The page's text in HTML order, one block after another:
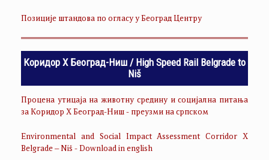
Позиције штандова по огласу у Београд Центру
Коридор Х Београд-Ниш / High Speed Rail Belgrade to
Niš
Процена утицаја на животну средину и социјална питања
за Коридор Х Београд-Ниш - преузми на српском
Environmental and Social Impact Assessment Corridor X
Belgrade – Niš - Download in english